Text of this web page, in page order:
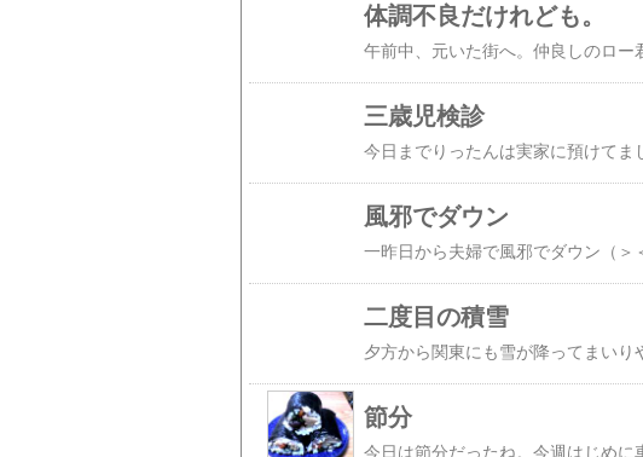
体調不良だけれども。
三歳児検診
風邪でダウン
二度目の積雪
節分